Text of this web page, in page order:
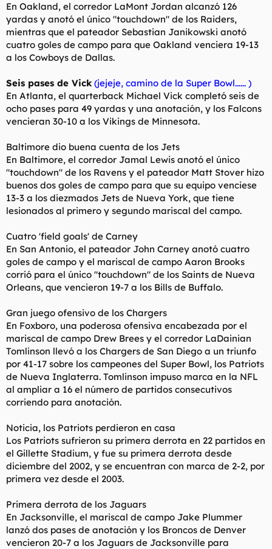
En Oakland, el corredor LaMont Jordan alcanzó 126
yardas y anotó el único "touchdown" de los Raiders,
mientras que el pateador Sebastian Janikowski anotó
cuatro goles de campo para que Oakland venciera 19-13
a los Cowboys de Dallas.
Seis pases de Vick (jejeje, camino de la Super Bowl...... )
En Atlanta, el quarterback Michael Vick completó seis de
ocho pases para 49 yardas y una anotación, y los Falcons
vencieran 30-10 a los Vikings de Minnesota.
Baltimore dio buena cuenta de los Jets
En Baltimore, el corredor Jamal Lewis anotó el único
"touchdown" de los Ravens y el pateador Matt Stover hizo
buenos dos goles de campo para que su equipo venciese
13-3 a los diezmados Jets de Nueva York, que tiene
lesionados al primero y segundo mariscal del campo.
Cuatro 'field goals' de Carney
En San Antonio, el pateador John Carney anotó cuatro
goles de campo y el mariscal de campo Aaron Brooks
corrió para el único "touchdown" de los Saints de Nueva
Orleans, que vencieron 19-7 a los Bills de Buffalo.
Gran juego ofensivo de los Chargers
En Foxboro, una poderosa ofensiva encabezada por el
mariscal de campo Drew Brees y el corredor LaDainian
Tomlinson llevó a los Chargers de San Diego a un triunfo
por 41-17 sobre los campeones del Super Bowl, los Patriots
de Nueva Inglaterra. Tomlinson impuso marca en la NFL
al ampliar a 16 el número de partidos consecutivos
corriendo para anotación.
Noticia, los Patriots perdieron en casa
Los Patriots sufrieron su primera derrota en 22 partidos en
el Gillette Stadium, y fue su primera derrota desde
diciembre del 2002, y se encuentran con marca de 2-2, por
primera vez desde el 2003.
Primera derrota de los Jaguars
En Jacksonville, el mariscal de campo Jake Plummer
lanzó dos pases de anotación y los Broncos de Denver
vencieron 20-7 a los Jaguars de Jacksonville para